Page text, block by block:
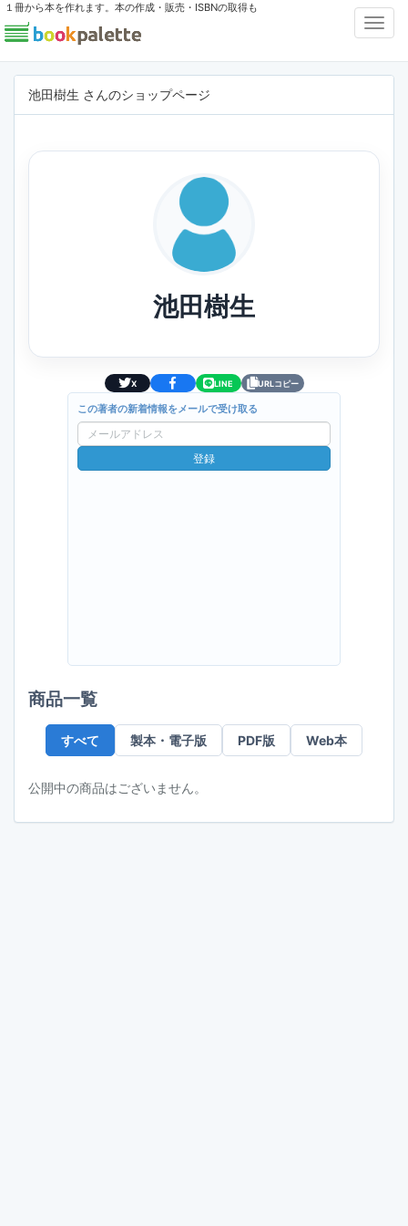
１冊から本を作れます。本の作成・販売・ISBNの取得も
池田樹生 さんのショップページ
池田樹生
X LINE URLコピー
この著者の新着情報をメールで受け取る
ー
ル
登録
商品一覧
すべて 製本・電子版 PDF版 Web本
公開中の商品はございません。